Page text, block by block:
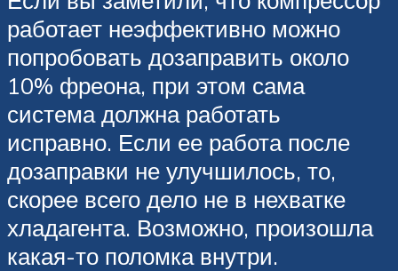
работает неэффективно можно
попробовать дозаправить около
10% фреона, при этом сама
система должна работать
исправно. Если ее работа после
дозаправки не улучшилось, то,
скорее всего дело не в нехватке
хладагента. Возможно, произошла
какая-то поломка внутри.